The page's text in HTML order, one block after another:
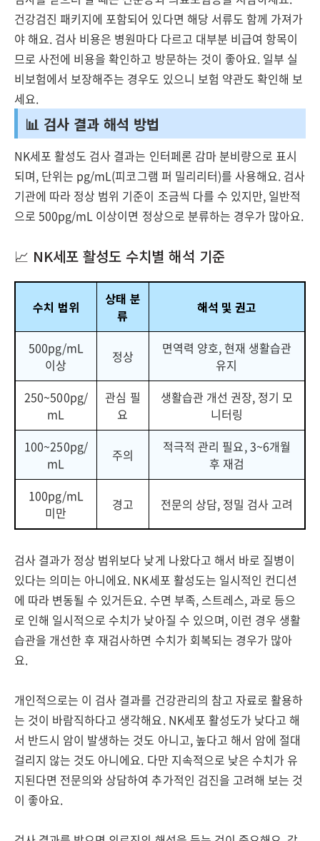
건강검진 패키지에 포함되어 있다면 해당 서류도 함께 가져가
야 해요. 검사 비용은 병원마다 다르고 대부분 비급여 항목이
므로 사전에 비용을 확인하고 방문하는 것이 좋아요. 일부 실
비보험에서 보장해주는 경우도 있으니 보험 약관도 확인해 보
세요.
📊 검사 결과 해석 방법
NK세포 활성도 검사 결과는 인터페론 감마 분비량으로 표시
되며, 단위는 pg/mL(피코그램 퍼 밀리리터)를 사용해요. 검사
기관에 따라 정상 범위 기준이 조금씩 다를 수 있지만, 일반적
으로 500pg/mL 이상이면 정상으로 분류하는 경우가 많아요.
📈 NK세포 활성도 수치별 해석 기준
수치 범위
상태 분
류
해석 및 권고
500pg/mL
이상
정상
면역력 양호, 현재 생활습관
유지
250~500pg/
mL
관심 필
요
생활습관 개선 권장, 정기 모
니터링
100~250pg/
mL
주의
적극적 관리 필요, 3~6개월
후 재검
100pg/mL
미만
경고 전문의 상담, 정밀 검사 고려
검사 결과가 정상 범위보다 낮게 나왔다고 해서 바로 질병이
있다는 의미는 아니에요. NK세포 활성도는 일시적인 컨디션
에 따라 변동될 수 있거든요. 수면 부족, 스트레스, 과로 등으
로 인해 일시적으로 수치가 낮아질 수 있으며, 이런 경우 생활
습관을 개선한 후 재검사하면 수치가 회복되는 경우가 많아
요.
개인적으로는 이 검사 결과를 건강관리의 참고 자료로 활용하
는 것이 바람직하다고 생각해요. NK세포 활성도가 낮다고 해
서 반드시 암이 발생하는 것도 아니고, 높다고 해서 암에 절대
걸리지 않는 것도 아니에요. 다만 지속적으로 낮은 수치가 유
지된다면 전문의와 상담하여 추가적인 검진을 고려해 보는 것
이 좋아요.